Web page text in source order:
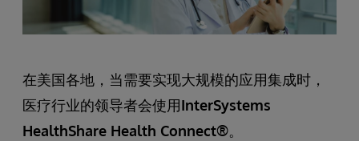
在美国各地，当需要实现大规模的应用集成时，
医疗行业的领导者会使用InterSystems
HealthShare Health Connect®。